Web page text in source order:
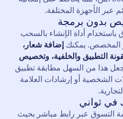
عبر الأجهزة المختلفة.
بدون برمجة
أداة الإنشاء بالسحب
المخصص. يمكنك إضافة شعار،
التطبيق والخلفية، وتخصيص
هذا من السهل مطابقة تطبيق
الشخصية أو إرشادات العلامة
في ثواني
التسوق عبر رابط مباشر بحيث